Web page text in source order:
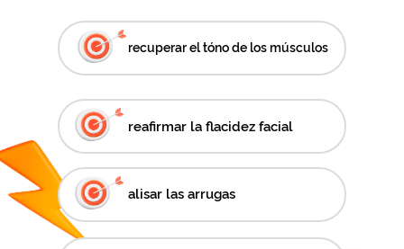
recuperar el tóno de los músculos
alisar las arrugas
reafirmar la flacidez facial